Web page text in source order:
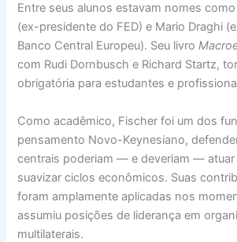
Entre seus alunos estavam nomes
(ex-presidente do FED) e Mario Draghi
Banco Central Europeu). Seu livro
com Rudi Dornbusch e Richard Startz,
obrigatória para estudantes e
Como acadêmico, Fischer foi um dos
pensamento Novo-Keynesiano,
centrais poderiam — e deveriam — atuar
suavizar ciclos econômicos. Suas
foram amplamente aplicadas nos
assumiu posições de liderança em
multilaterais.